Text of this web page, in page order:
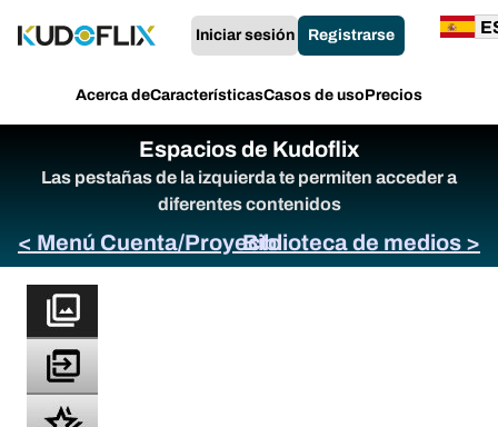
Acerca deCaracterísticasCasos de usoPrecios
Iniciar sesión Registrarse
Espacios de Kudoflix
Las pestañas de la izquierda te permiten acceder a
diferentes contenidos
< Menú Cuenta/ProyectoBiblioteca de medios >